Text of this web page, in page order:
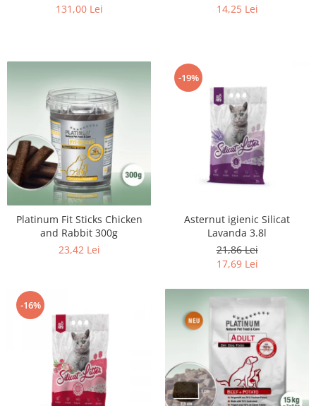
131,00 Lei
14,25 Lei
Platinum Fit Sticks Chicken
and Rabbit 300g
23,42 Lei
-19%
Asternut igienic Silicat
Lavanda 3.8l
21,86 Lei
17,69 Lei
-16%